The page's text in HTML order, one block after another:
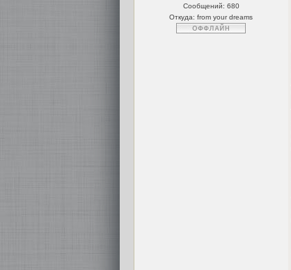
Сообщений: 680
Откуда: from your dreams